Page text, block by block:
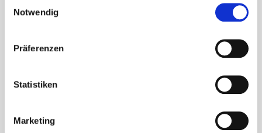
Notwendig
Präferenzen
Statistiken
Marketing
Für Viktoria Jenik war der Wechsel vom Friseursalon in die
Friseurhandwerk entschied sie sich im Oktober 2023, im
Seniorendomizil Haus Rudolf...